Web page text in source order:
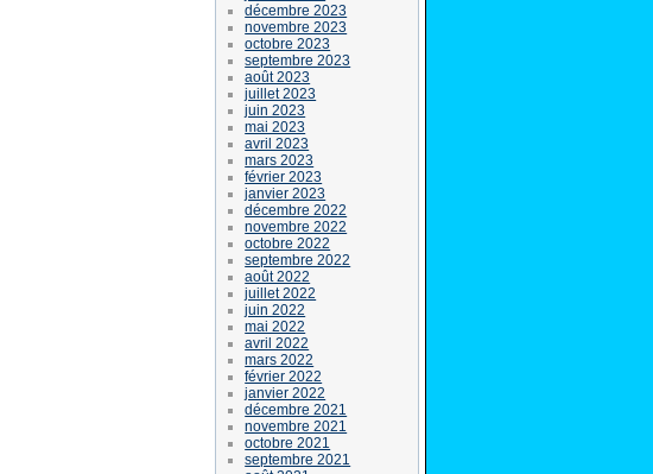
décembre 2023
novembre 2023
octobre 2023
septembre 2023
août 2023
juillet 2023
juin 2023
mai 2023
avril 2023
mars 2023
février 2023
janvier 2023
décembre 2022
novembre 2022
octobre 2022
septembre 2022
août 2022
juillet 2022
juin 2022
mai 2022
avril 2022
mars 2022
février 2022
janvier 2022
décembre 2021
novembre 2021
octobre 2021
septembre 2021